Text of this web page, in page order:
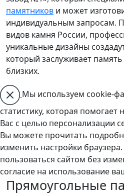
памятников и может
индивидуальным запросам.
видов камня России,
уникальные дизайны
который заслуживает
близких.
Мы используем cookie-
статистику, которая
Вас с целью персонализации
Вы можете прочитать
изменить настройки
пользоваться сайтом без
согласие на использование
Прямоугольные